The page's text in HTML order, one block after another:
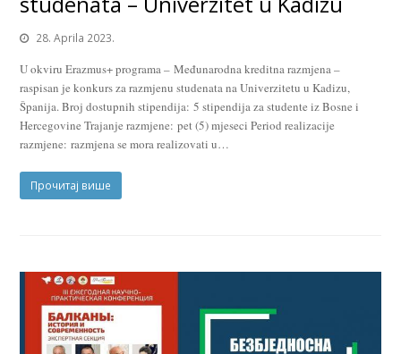
28. Aprila 2023.
U okviru Erazmus+ programa – Međunarodna kreditna razmjena –
raspisan je konkurs za razmjenu studenata na Univerzitetu u Kadizu,
Španija. Broj dostupnih stipendija: 5 stipendija za studente iz Bosne i
Hercegovine Trajanje razmjene: pet (5) mjeseci Period realizacije
razmjene: razmjena se mora realizovati u…
Прочитај више